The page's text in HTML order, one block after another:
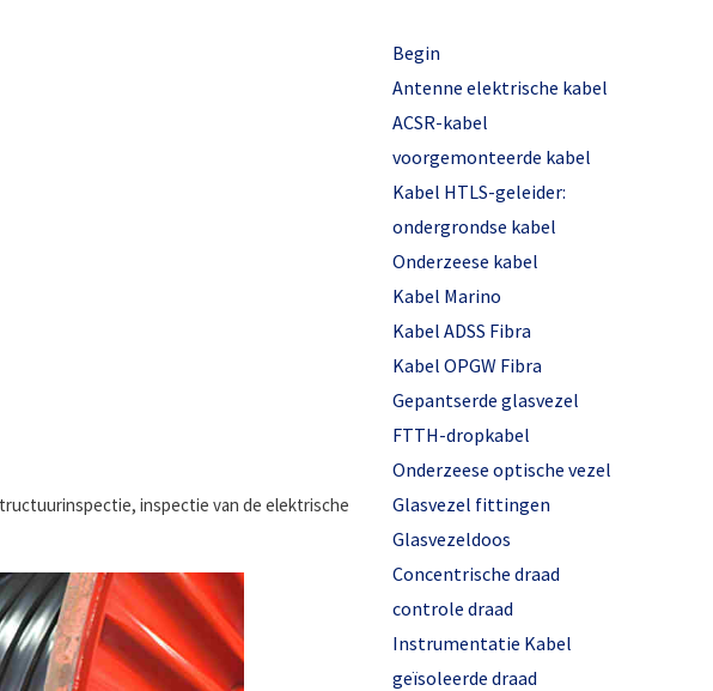
inspectie van de elektrische
Begin
Antenne elektrische kabel
ACSR-kabel
voorgemonteerde kabel
Kabel HTLS-geleider:
ondergrondse kabel
Onderzeese kabel
Kabel Marino
Kabel ADSS Fibra
Kabel OPGW Fibra
Gepantserde glasvezel
FTTH-dropkabel
Onderzeese optische vezel
Glasvezel fittingen
Glasvezeldoos
Concentrische draad
controle draad
Instrumentatie Kabel
geïsoleerde draad